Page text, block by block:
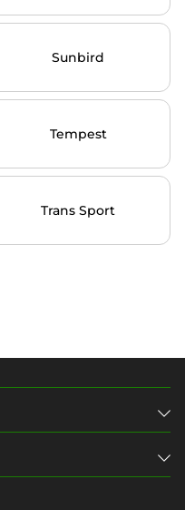
Sunbird
Tempest
Trans Sport